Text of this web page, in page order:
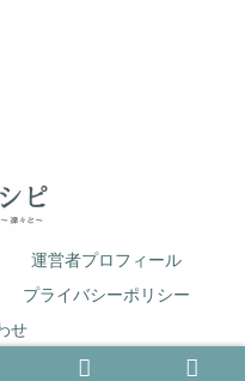
運営者プロフィール
プライバシーポリシー
せ
〜凛々と〜.